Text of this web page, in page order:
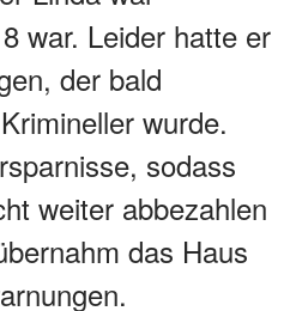
war. Leider hatte er
der bald
wurde.
sodass
weiter abbezahlen
das Haus